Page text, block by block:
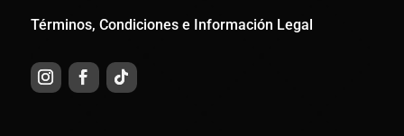
Términos, Condiciones e Información Legal